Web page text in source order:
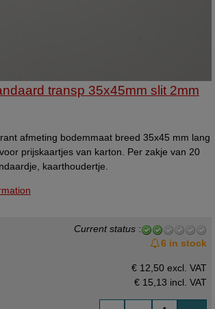
transp 35x45mm slit 2mm
afmeting bodemmaat breed 35x45 mm lang
prijskaartjes van karton. Per zakje van 20
kaarthoudertje.
Current status :
6 in stock
€ 12,50 excl. VAT
€ 15,13 incl. VAT